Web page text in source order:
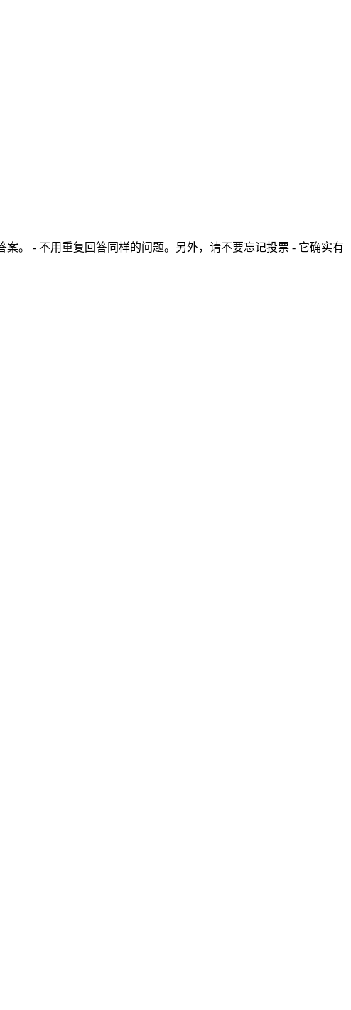
案。 - 不用重复回答同样的问题。另外，请不要忘记投票 - 它确实有